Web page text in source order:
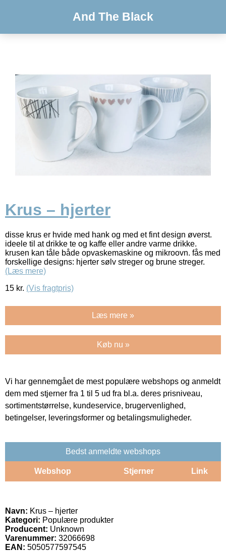
And The Black
Krus – hjerter
disse krus er hvide med hank og med et fint design øverst.
ideele til at drikke te og kaffe eller andre varme drikke.
krusen kan tåle både opvaskemaskine og mikroovn. fås med
forskellige designs: hjerter sølv streger og brune streger.
(Læs mere)
15 kr. (Vis fragtpris)
Læs mere »
Køb nu »
Vi har gennemgået de mest populære webshops og anmeldt
dem med stjerner fra 1 til 5 ud fra bl.a. deres prisniveau,
sortimentstørrelse, kundeservice, brugervenlighed,
betingelser, leveringsformer og betalingsmuligheder.
Bedst anmeldte webshops
Webshop Stjerner Link
Navn: Krus – hjerter
Kategori: Populære produkter
Producent: Unknown
Varenummer: 32066698
EAN: 5050577597545